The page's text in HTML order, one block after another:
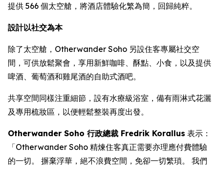
提供 566 個太空艙，將酒店體驗化繁為簡，回歸純粹。
設計以社交為本
除了太空艙，Otherwander Soho 另設住客專屬社交空
間，可供放鬆聚會，享用新鮮咖啡、酥點、小食，以及提供
啤酒、葡萄酒和雞尾酒的自助式酒吧。
共享空間同樣注重細節，設有水療級浴室，備有雨淋式花灑
及專用梳妝區，以便輕鬆整裝再度出發。
Otherwander Soho 行政總裁 Fredrik Korallus 表示：
「Otherwander Soho 精煉住客真正需要亦理應付費體驗
的一切。 摒棄浮華，絕不浪費空間，免卻一切繁瑣。 我們